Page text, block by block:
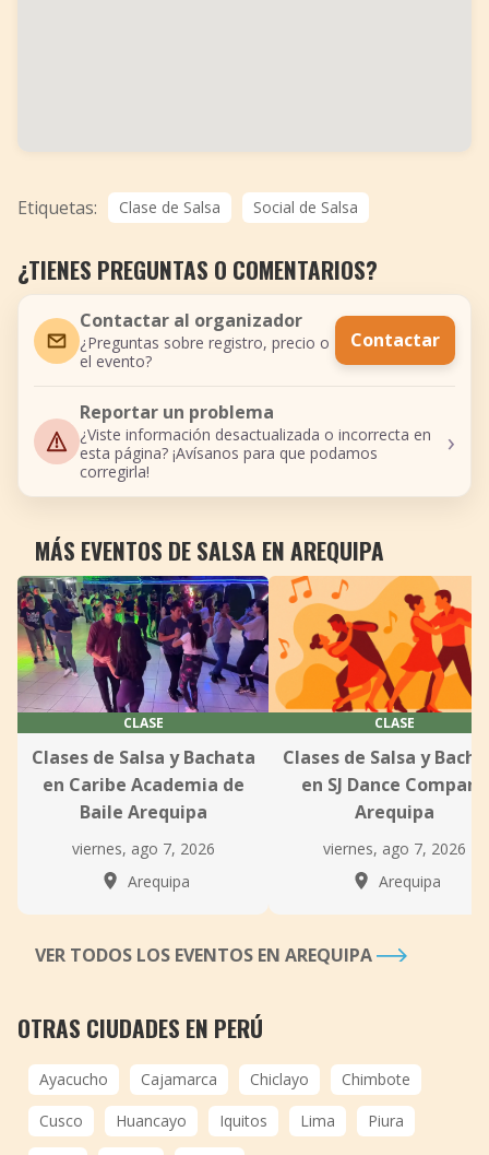
Etiquetas: Clase de Salsa Social de Salsa
¿TIENES PREGUNTAS O COMENTARIOS?
Contactar al organizador
¿Preguntas sobre registro, precio o
el evento?
Contactar
Reportar un problema
¿Viste información desactualizada o incorrecta en
esta página? ¡Avísanos para que podamos
corregirla!
›
MÁS EVENTOS DE SALSA EN AREQUIPA
CLASE
Clases de Salsa y Bachata
en Caribe Academia de
Baile Arequipa
viernes, ago 7, 2026
Arequipa
CLASE
Clases de Salsa y
en SJ Dance Company
Arequipa
viernes, ago 7, 2026
Arequipa
VER TODOS LOS EVENTOS EN AREQUIPA
OTRAS CIUDADES EN PERÚ
Ayacucho Cajamarca Chiclayo
Chimbote
Cusco
Huancayo Iquitos Lima
Piura